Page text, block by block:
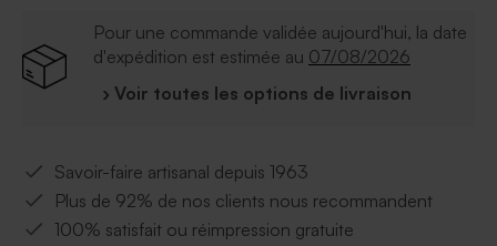
Pour une commande validée aujourd'hui, la date
d'expédition est estimée au 07/08/2026
› Voir toutes les options de livraison
Savoir-faire artisanal depuis 1963
Plus de 92% de nos clients nous recommandent
100% satisfait ou réimpression gratuite